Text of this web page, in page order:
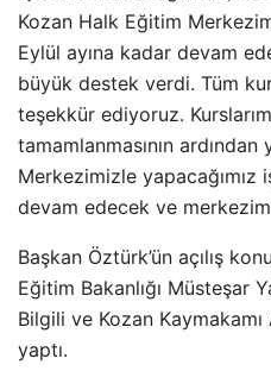
Kozan Halk Eğitim
Eylül ayına kadar devam
büyük destek verdi. Tüm
teşekkür ediyoruz.
tamamlanmasının
Merkezimizle yapacağımız
devam edecek ve
Başkan Öztürk’ün açılış
Eğitim Bakanlığı Müsteşar
Bilgili ve Kozan
yaptı.